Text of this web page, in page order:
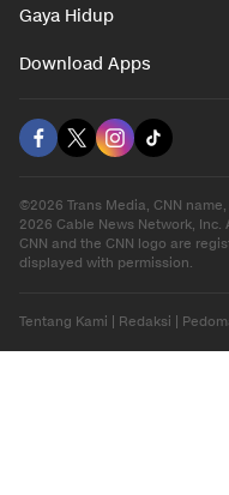
Gaya Hidup
Download Apps
©2026 Trans Media, CNN
2026 Cable News Network, Inc.
CNN and the CNN logo are
displayed with permission.
Tentang Kami Redaksi